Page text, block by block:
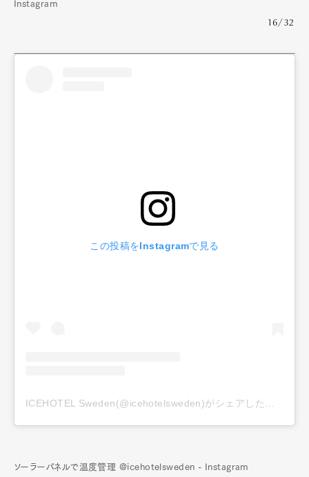
Instagram
16/32
この投稿をInstagramで見る
ICEHOTEL Sweden(@icehotelsweden)がシェアした投稿
ソーラーパネルで温度管理 @icehotelsweden - Instagram